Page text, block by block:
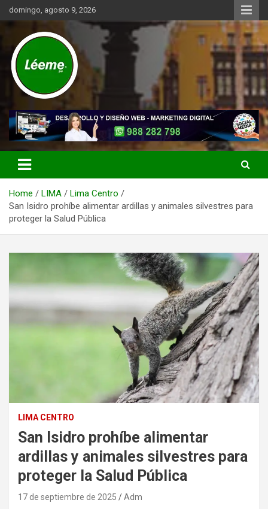
Skip
to
domingo, agosto 9, 2026
Léeme.pe
Noticias de actualidad del mundo distrital, vecinal, municipal y de
negocios a nivel de Lima Metropolitana, sin descuidar las noticias
de alcance nacional.
Home LIMA
Lima Centro
San Isidro prohíbe alimentar ardillas y animales silvestres para
proteger la Salud Pública
LIMA CENTRO
San Isidro prohíbe alimentar
ardillas y animales silvestres para
proteger la Salud Pública
17 de septiembre de 2025 Adm